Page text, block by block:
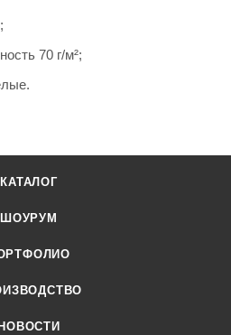
70 г/м²;
КАТАЛОГ
ШОУРУМ
НОВОСТИ